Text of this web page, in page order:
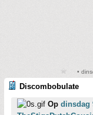
•
Discombobulate
Op dinsdag